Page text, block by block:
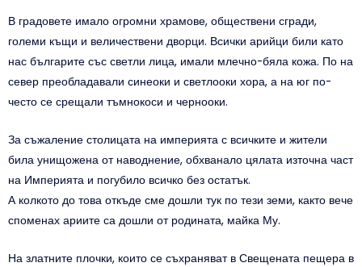
В градовете имало огромни храмове, обществени сгради,
големи къщи и величествени дворци. Всички арийци били като
нас българите със светли лица, имали млечно-бяла кожа. По на
север преобладавали синеоки и светлооки хора, а на юг по-
често се срещали тъмнокоси и чернооки.
За съжаление столицата на империята с всичките и жители
била унищожена от наводнение, обхванало цялата източна част
на Империята и погубило всичко без остатък.
А колкото до това откъде сме дошли тук по тези земи, както вече
споменах ариите са дошли от родината, майка Му.
На златните плочки, които се съхраняват в Свещената пещера в